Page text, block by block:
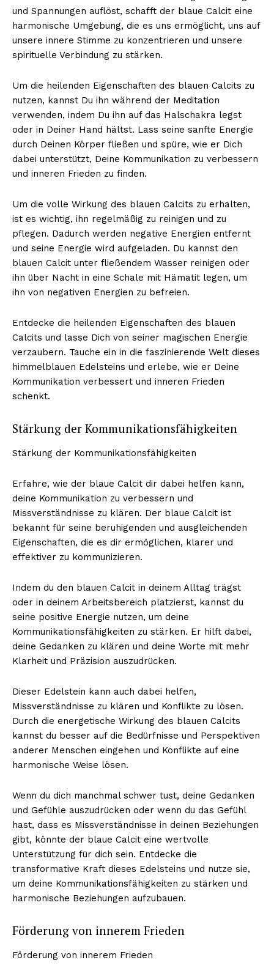
und Spannungen auflöst, schafft der blaue Calcit eine
harmonische Umgebung, die es uns ermöglicht, uns auf
unsere innere Stimme zu konzentrieren und unsere
spirituelle Verbindung zu stärken.
Um die heilenden Eigenschaften des blauen Calcits zu
nutzen, kannst Du ihn während der Meditation
verwenden, indem Du ihn auf das Halschakra legst
oder in Deiner Hand hältst. Lass seine sanfte Energie
durch Deinen Körper fließen und spüre, wie er Dich
dabei unterstützt, Deine Kommunikation zu verbessern
und inneren Frieden zu finden.
Um die volle Wirkung des blauen Calcits zu erhalten,
ist es wichtig, ihn regelmäßig zu reinigen und zu
pflegen. Dadurch werden negative Energien entfernt
und seine Energie wird aufgeladen. Du kannst den
blauen Calcit unter fließendem Wasser reinigen oder
ihn über Nacht in eine Schale mit Hämatit legen, um
ihn von negativen Energien zu befreien.
Entdecke die heilenden Eigenschaften des blauen
Calcits und lasse Dich von seiner magischen Energie
verzaubern. Tauche ein in die faszinierende Welt dieses
himmelblauen Edelsteins und erlebe, wie er Deine
Kommunikation verbessert und inneren Frieden
schenkt.
Stärkung der Kommunikationsfähigkeiten
Stärkung der Kommunikationsfähigkeiten
Erfahre, wie der blaue Calcit dir dabei helfen kann,
deine Kommunikation zu verbessern und
Missverständnisse zu klären. Der blaue Calcit ist
bekannt für seine beruhigenden und ausgleichenden
Eigenschaften, die es dir ermöglichen, klarer und
effektiver zu kommunizieren.
Indem du den blauen Calcit in deinem Alltag trägst
oder in deinem Arbeitsbereich platzierst, kannst du
seine positive Energie nutzen, um deine
Kommunikationsfähigkeiten zu stärken. Er hilft dabei,
deine Gedanken zu klären und deine Worte mit mehr
Klarheit und Präzision auszudrücken.
Dieser Edelstein kann auch dabei helfen,
Missverständnisse zu klären und Konflikte zu lösen.
Durch die energetische Wirkung des blauen Calcits
kannst du besser auf die Bedürfnisse und Perspektiven
anderer Menschen eingehen und Konflikte auf eine
harmonische Weise lösen.
Wenn du dich manchmal schwer tust, deine Gedanken
und Gefühle auszudrücken oder wenn du das Gefühl
hast, dass es Missverständnisse in deinen Beziehungen
gibt, könnte der blaue Calcit eine wertvolle
Unterstützung für dich sein. Entdecke die
transformative Kraft dieses Edelsteins und nutze sie,
um deine Kommunikationsfähigkeiten zu stärken und
harmonische Beziehungen aufzubauen.
Förderung von innerem Frieden
Förderung von innerem Frieden